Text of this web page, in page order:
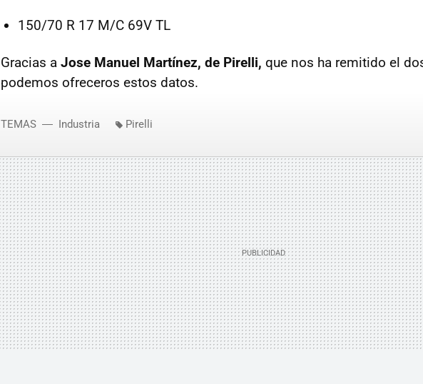
150/70 R 17 M/C 69V TL
Gracias a Jose Manuel Martínez, de Pirelli, que nos ha remitido el
podemos ofreceros estos datos.
TEMAS Industria Pirelli